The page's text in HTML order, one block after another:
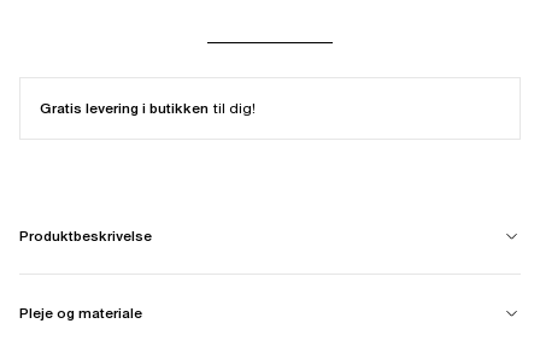
Gratis levering i butikken til dig!
Produktbeskrivelse
Pleje og materiale